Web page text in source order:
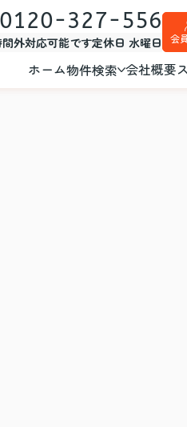
0120-327-556
外対応可能です定休日 水曜日 会
ホーム物件検索 会社概要